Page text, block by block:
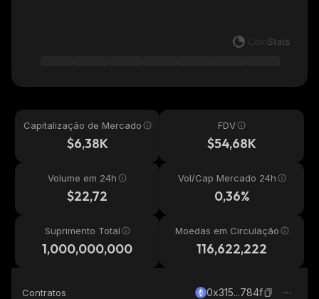
Capitalização de Mercado
$6,38K
FDV
$54,68K
Volume em 24h
$22,72
Vol/Cap Mercado 24h
0,36%
Suprimento Total
1,000,000,000
Moedas em Circulação
116,622,222
Contratos 0x315...784f